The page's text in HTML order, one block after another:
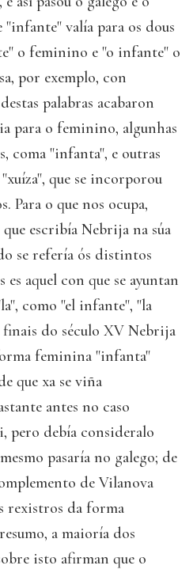
"infante" valía para os dous
o feminino e "o infante" o
por exemplo, con
palabras acabaron
para o feminino, algunhas
coma "infanta", e outras
que se incorporou
Para o que nos ocupa,
escribía Nebrija na súa
se refería ós distintos
aquel con que se ayuntan
como "el infante", "la
do século XV Nebrija
feminina "infanta"
que xa se viña
antes no caso
pero debía consideralo
pasaría no galego; de
de Vilanova
rexistros da forma
a maioría dos
isto afirman que o